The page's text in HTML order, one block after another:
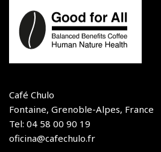
Café Chulo
Fontaine, Grenoble-Alpes, France
Tel: 04 58 00 90 19
oficina@cafechulo.fr